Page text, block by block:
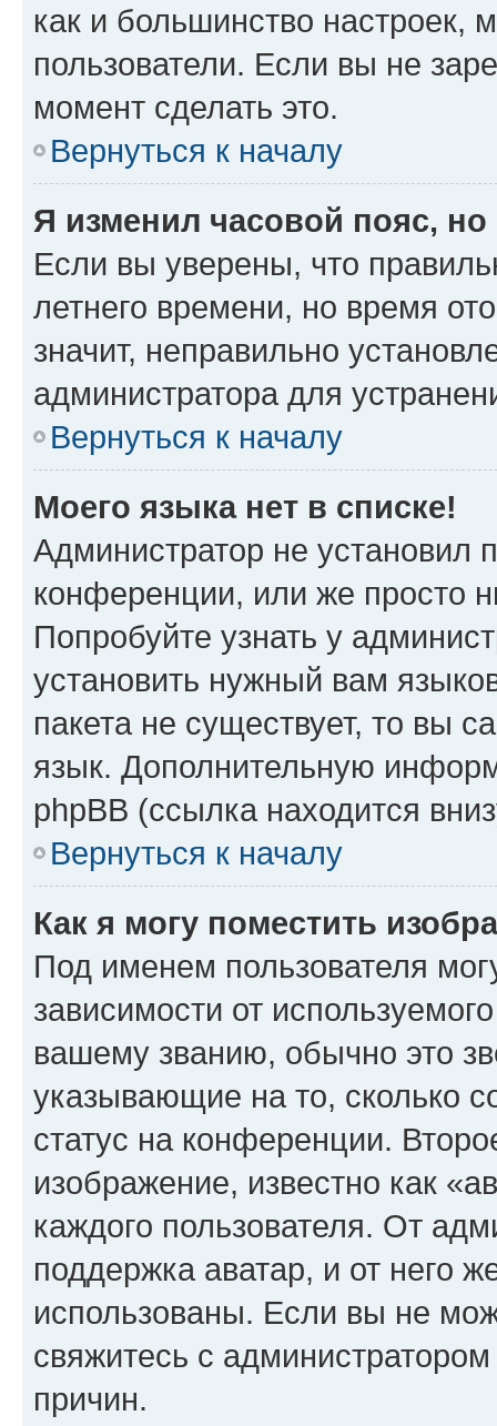
как и большинство настроек,
пользователи. Если вы не
момент сделать это.
Вернуться к началу
Я изменил часовой пояс,
Если вы уверены, что
летнего времени, но время
значит, неправильно
администратора для
Вернуться к началу
Моего языка нет в списке!
Администратор не установил
конференции, или же просто
Попробуйте узнать у
установить нужный вам
пакета не существует, то вы
язык. Дополнительную
phpBB (ссылка находится
Вернуться к началу
Как я могу поместить
Под именем пользователя
зависимости от
вашему званию, обычно это
указывающие на то, сколько
статус на конференции.
изображение, известно как
каждого пользователя. От
поддержка аватар, и от него
использованы. Если вы не
свяжитесь с
причин.